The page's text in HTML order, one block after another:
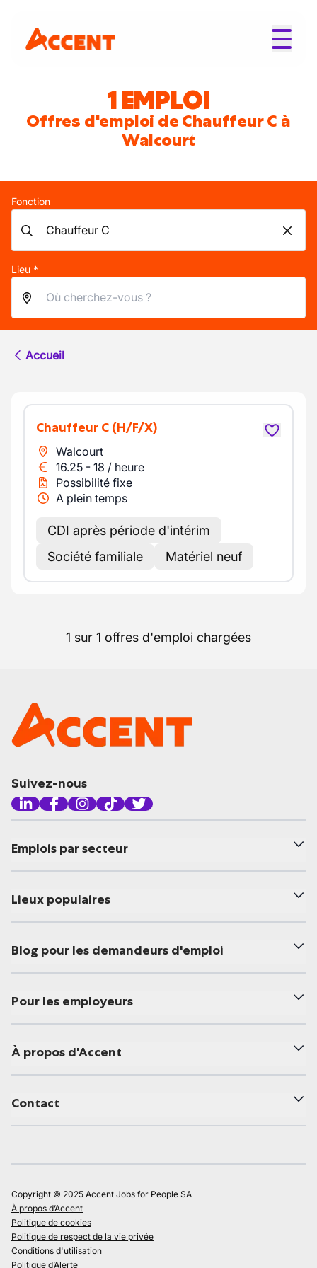
1 EMPLOI
Offres d'emploi de Chauffeur C à
Walcourt
Fonction
Lieu *
Accueil
Chauffeur C (H/F/X)
Walcourt
16.25 - 18 / heure
Possibilité fixe
A plein temps
CDI après période d'intérim
Société familiale
Matériel neuf
1 sur 1 offres d'emploi chargées
Suivez-nous
Emplois par secteur
Lieux populaires
Blog pour les demandeurs d'emploi
Pour les employeurs
À propos d'Accent
Contact
Copyright © 2025 Accent Jobs for People SA
À propos d’Accent
Politique de cookies
Politique de respect de la vie privée
Conditions d'utilisation
Politique d’Alerte